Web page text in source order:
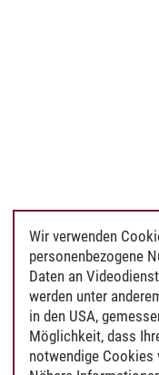
Wir verwenden
personenbezogene
Daten an
werden unter
in den USA,
Möglichkeit, dass
notwendige Cookies